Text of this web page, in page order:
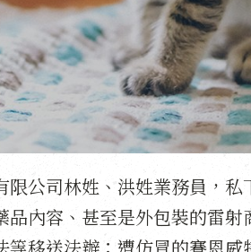
限公司林姓、洪姓業務員，
品內容、甚至是外包裝的雷